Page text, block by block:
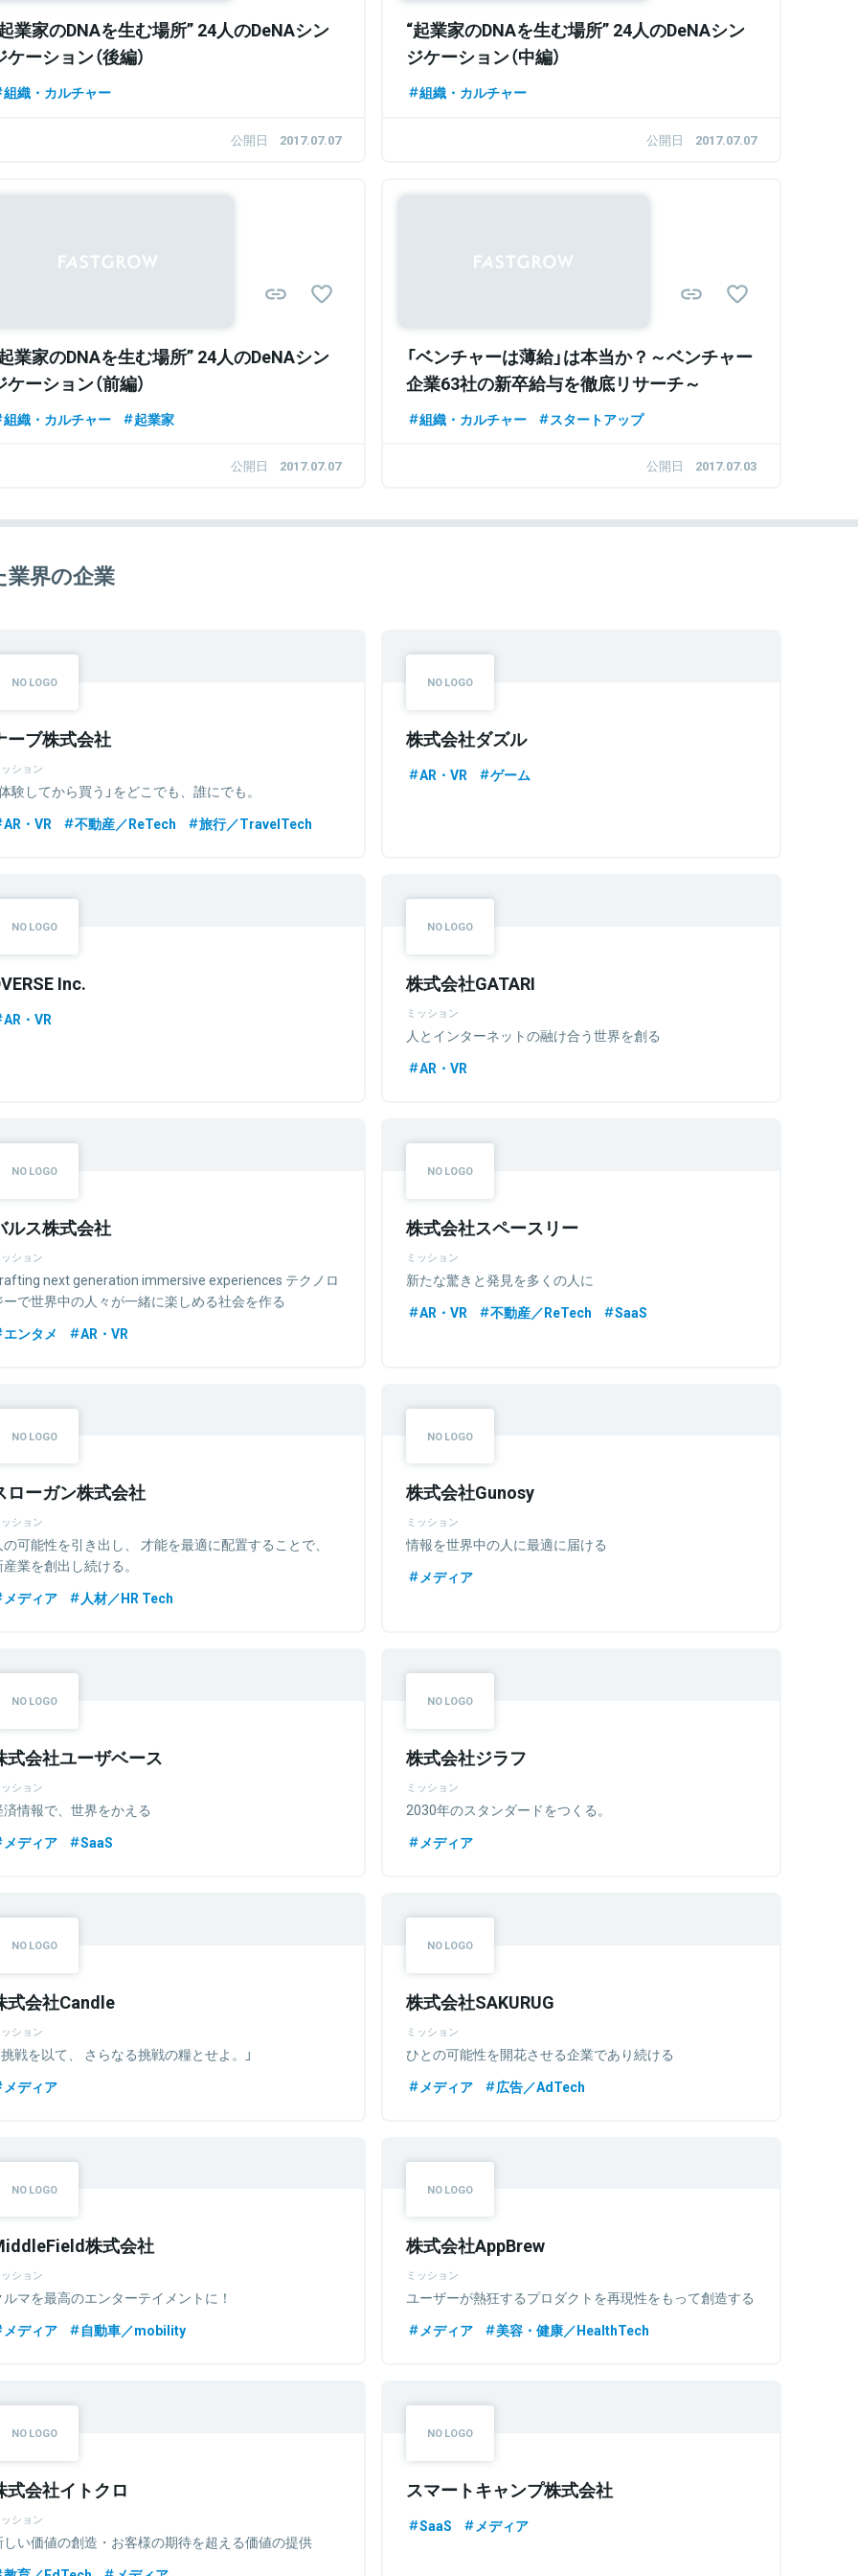
業家のDNAを生む場所” 24人のDeNAシン
ケーション（後編）
組織・カルチャー
公開日 2017.07.07
“起業家のDNAを生む場所” 24人のDeNAシン
ジケーション（中編）
組織・カルチャー
公開日 2017.07.07
業家のDNAを生む場所” 24人のDeNAシン
ケーション（前編）
組織・カルチャー 起業家
公開日 2017.07.07
「ベンチャーは薄給」は本当か？～ベンチャー
企業63社の新卒給与を徹底リサーチ～
組織・カルチャー スタートアップ
公開日 2017.07.03
業界の企業
ーブ株式会社
ション
験してから買う」をどこでも、誰にでも。
AR・VR
不動産／ReTech 旅行／TravelTech
株式会社ダズル
AR・VR ゲーム
Inc.
AR・VR
株式会社GATARI
ミッション
人とインターネットの融け合う世界を創る
AR・VR
ルス株式会社
ション
next generation immersive experiences テクノロ
ーで世界中の人々が一緒に楽しめる社会を作る
エンタメ
AR・VR
株式会社スペースリー
ミッション
新たな驚きと発見を多くの人に
AR・VR
不動産／ReTech SaaS
ローガン株式会社
ション
の可能性を引き出し、 才能を最適に配置することで、
業を創出し続ける。
メディア
人材／HR Tech
株式会社Gunosy
ミッション
情報を世界中の人に最適に届ける
メディア
式会社ユーザベース
ション
済情報で、世界をかえる
メディア
SaaS
株式会社ジラフ
ミッション
2030年のスタンダードをつくる。
メディア
式会社Candle
ション
挑戦を以て、 さらなる挑戦の糧とせよ。」
メディア
株式会社SAKURUG
ミッション
ひとの可能性を開花させる企業であり続ける
メディア
広告／AdTech
株式会社
ション
ルマを最高のエンターテイメントに！
メディア
自動車／mobility
株式会社AppBrew
ミッション
ユーザーが熱狂するプロダクトを再現性をもって創造する
メディア
美容・健康／HealthTech
式会社イトクロ
ション
しい価値の創造・お客様の期待を超える価値の提供
スマートキャンプ株式会社
SaaS メディア